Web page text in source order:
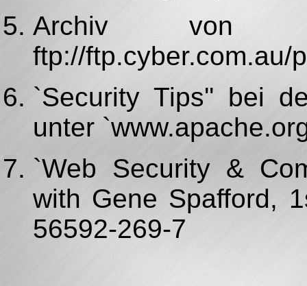
Archiv von
ftp://ftp.cyber.com.au/
`Security Tips'' bei
unter
`Web Security &
with Gene Spafford,
56592-269-7